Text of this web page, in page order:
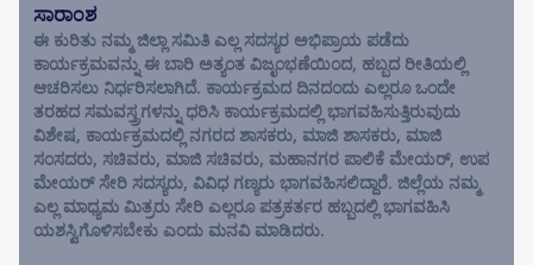
ಸಾರಾಂಶ
ಈ ಕುರಿತು ನಮ್ಮ ಜಿಲ್ಲಾ ಸಮಿತಿ ಎಲ್ಲ ಸದಸ್ಯರ ಅಭಿಪ್ರಾಯ ಪಡೆದು
ಕಾರ್ಯಕ್ರಮವನ್ನು ಈ ಬಾರಿ ಅತ್ಯಂತ ವಿಜೃಂಭಣೆಯಿಂದ, ಹಬ್ಬದ ರೀತಿಯಲ್ಲಿ
ಆಚರಿಸಲು ನಿರ್ಧರಿಸಲಾಗಿದೆ. ಕಾರ್ಯಕ್ರಮದ ದಿನದಂದು ಎಲ್ಲರೂ ಒಂದೇ
ತರಹದ ಸಮವಸ್ತ್ರಗಳನ್ನು ಧರಿಸಿ ಕಾರ್ಯಕ್ರಮದಲ್ಲಿ ಭಾಗವಹಿಸುತ್ತಿರುವುದು
ವಿಶೇಷ, ಕಾರ್ಯಕ್ರಮದಲ್ಲಿ ನಗರದ ಶಾಸಕರು, ಮಾಜಿ ಶಾಸಕರು, ಮಾಜಿ
ಸಂಸದರು, ಸಚಿವರು, ಮಾಜಿ ಸಚಿವರು, ಮಹಾನಗರ ಪಾಲಿಕೆ ಮೇಯರ್, ಉಪ
ಮೇಯರ್ ಸೇರಿ ಸದಸ್ಯರು, ವಿವಿಧ ಗಣ್ಯರು ಭಾಗವಹಿಸಲಿದ್ದಾರೆ. ಜಿಲ್ಲೆಯ ನಮ್ಮ
ಎಲ್ಲ ಮಾಧ್ಯಮ ಮಿತ್ರರು ಸೇರಿ ಎಲ್ಲರೂ ಪತ್ರಕರ್ತರ ಹಬ್ಬದಲ್ಲಿ ಭಾಗವಹಿಸಿ
ಯಶಸ್ವಿಗೊಳಿಸಬೇಕು ಎಂದು ಮನವಿ ಮಾಡಿದರು.